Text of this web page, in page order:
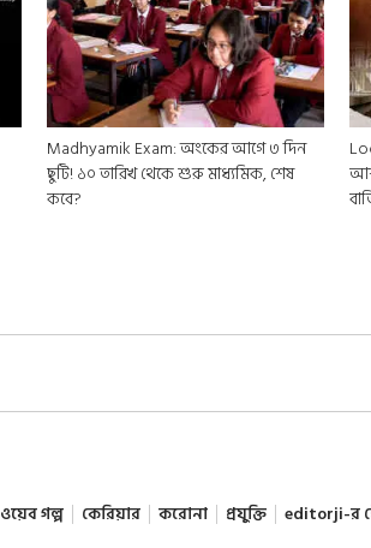
Madhyamik Exam: অংকের আগে ৩ দিন
ছুটি! ১০ তারিখ থেকে শুরু মাধ্যমিক, শেষ
কবে?
ওয়েব গল্প কেরিয়ার করোনা প্রযুক্তি editorji-র